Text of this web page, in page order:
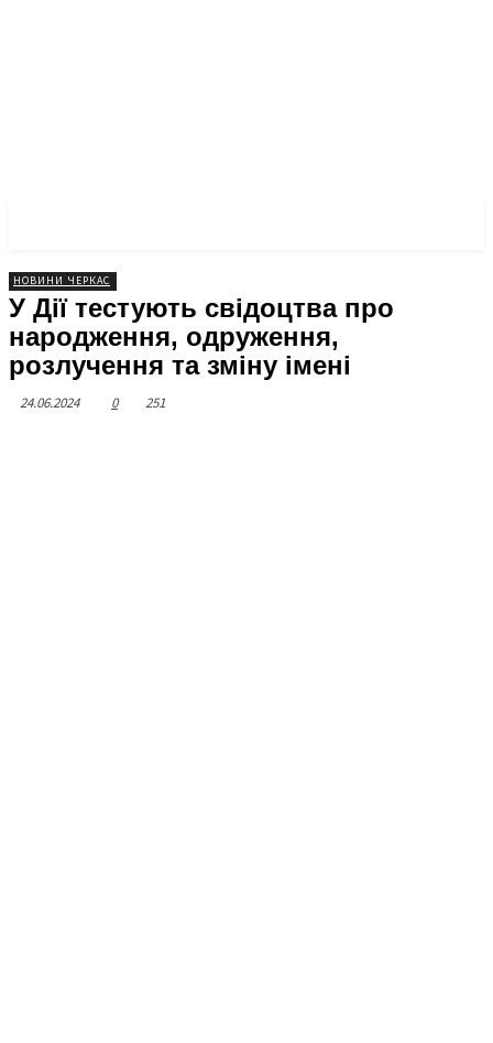
НОВИНИ ЧЕРКАС
У Дії тестують свідоцтва про
народження, одруження,
розлучення та зміну імені
24.06.2024 0 251